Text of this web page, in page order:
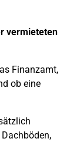
vermieteten
Finanzamt,
ob eine